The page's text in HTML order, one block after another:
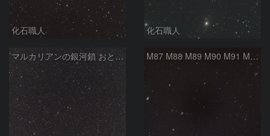
化石職人 化石職人
マルカリアンの銀河鎖 おとめ座・ かみのけ座の銀河 M87 M88 M89 M90 M91 M100 マルカリアンの銀河鎖 おとめ座 かみのけ座